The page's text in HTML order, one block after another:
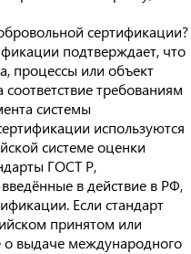
сертификации?
подтверждает, что
процессы или объект
требованиям
системы
используются
системе оценки
ГОСТ Р,
в действие в РФ,
Если стандарт
принятом или
о выдаче международного